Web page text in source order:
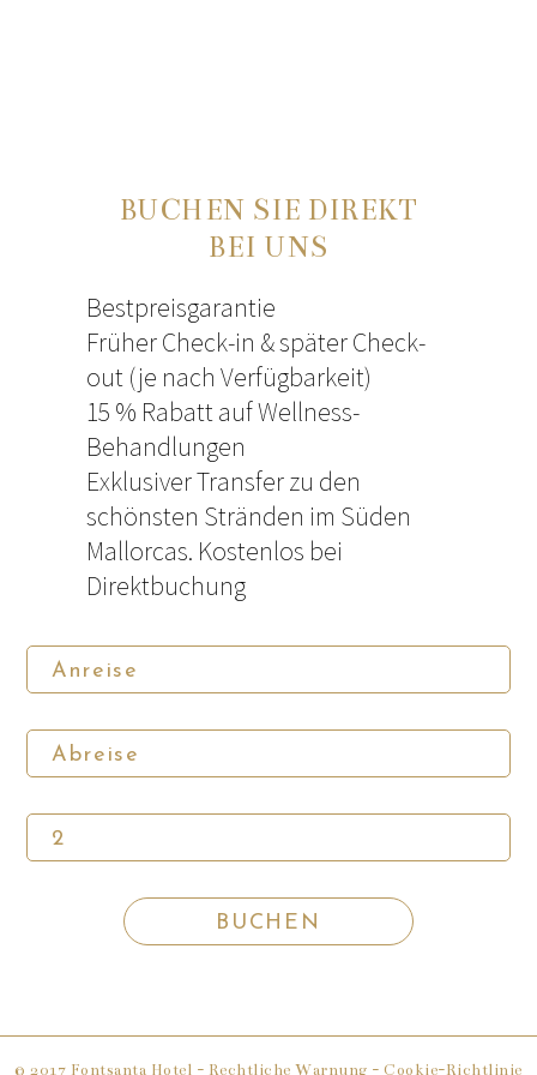
BUCHEN SIE DIREKT
BEI UNS
Bestpreisgarantie
Früher Check-in & später Check-
out (je nach Verfügbarkeit)
15 % Rabatt auf Wellness-
Behandlungen
Exklusiver Transfer zu den
schönsten Stränden im Süden
Mallorcas. Kostenlos bei
Direktbuchung
© 2017 Fontsanta Hotel - Rechtliche Warnung - Cookie-Richtlinie